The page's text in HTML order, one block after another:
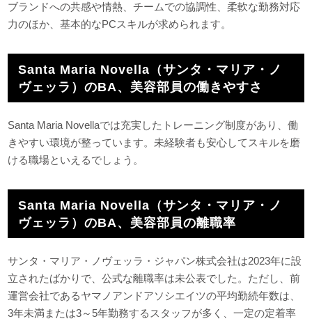
ブランドへの共感や情熱、チームでの協調性、柔軟な勤務対応
力のほか、基本的なPCスキルが求められます。
Santa Maria Novella（サンタ・マリア・ノ
ヴェッラ）のBA、美容部員の働きやすさ
Santa Maria Novellaでは充実したトレーニング制度があり、働
きやすい環境が整っています。未経験者も安心してスキルを磨
ける職場といえるでしょう。
Santa Maria Novella（サンタ・マリア・ノ
ヴェッラ）のBA、美容部員の離職率
サンタ・マリア・ノヴェッラ・ジャパン株式会社は2023年に設
立されたばかりで、公式な離職率は未公表でした。ただし、前
運営会社であるヤマノアンドアソシエイツの平均勤続年数は、
3年未満または3～5年勤務するスタッフが多く、一定の定着率